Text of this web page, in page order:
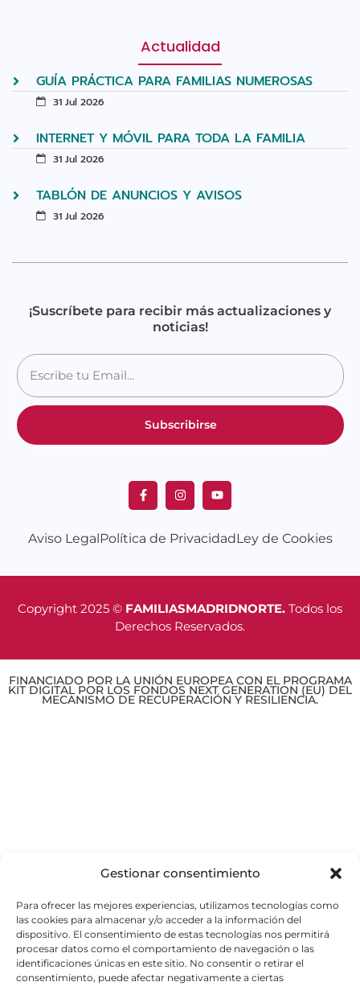
Gestionar consentimiento
Para ofrecer las mejores experiencias, utilizamos tecnologías como
las cookies para almacenar y/o acceder a la información del
dispositivo. El consentimiento de estas tecnologías nos permitirá
procesar datos como el comportamiento de navegación o las
identificaciones únicas en este sitio. No consentir o retirar el
consentimiento, puede afectar negativamente a ciertas
Actualidad
GUÍA PRÁCTICA PARA FAMILIAS NUMEROSAS
31 Jul 2026
INTERNET Y MÓVIL PARA TODA LA FAMILIA
31 Jul 2026
TABLÓN DE ANUNCIOS Y AVISOS
31 Jul 2026
¡Suscríbete para recibir más actualizaciones y
noticias!
Subscribirse
Aviso LegalPolítica de PrivacidadLey de Cookies
Copyright 2025 © FAMILIASMADRIDNORTE. Todos los
Derechos Reservados.
FINANCIADO POR LA UNIÓN EUROPEA CON EL PROGRAMA
KIT DIGITAL POR LOS FONDOS NEXT GENERATION (EU) DEL
MECANISMO DE RECUPERACIÓN Y RESILIENCIA.